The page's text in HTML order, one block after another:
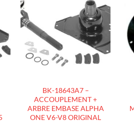
AJOUTER
À LA
LISTE
D’ENVIES
BK-18643A7 –
ACCOUPLEMENT +
ARBRE EMBASE ALPHA
ONE V6-V8 ORIGINAL